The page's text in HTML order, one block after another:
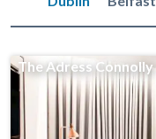
The Adress Connolly